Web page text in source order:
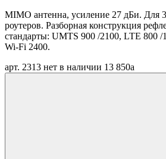
MIMO антенна, усиление 27 дБи. Для
роутеров. Разборная конструкция
стандарты: UMTS 900 /2100, LTE 800 /
Wi-Fi 2400.
арт. 2313 нет в наличии 13 850a